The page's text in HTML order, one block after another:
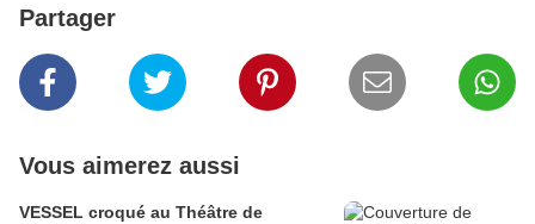
Partager
Vous aimerez aussi
VESSEL croqué au Théâtre de